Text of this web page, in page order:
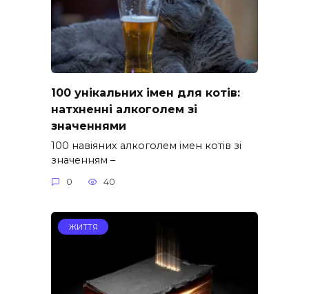
100 унікальних імен для котів:
натхненні алкоголем зі
значеннями
100 навіяних алкоголем імен котів зі
значенням –
0 40
ЖИТТЯ